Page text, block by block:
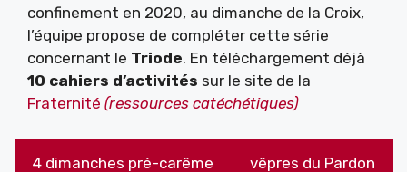
confinement en 2020, au dimanche de la Croix,
l’équipe propose de compléter cette série
concernant le Triode. En téléchargement déjà
10 cahiers d’activités sur le site de la
Fraternité (ressources catéchétiques)
4 dimanches pré-carême vêpres du Pardon